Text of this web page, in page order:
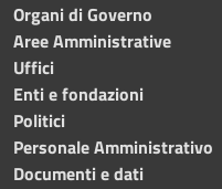
Organi di Governo
Aree Amministrative
Uffici
Enti e fondazioni
Politici
Personale Amministrativo
Documenti e dati